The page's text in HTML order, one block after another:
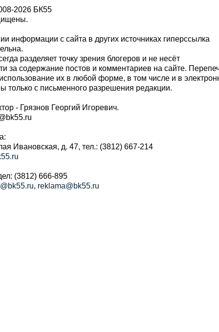
2026 БК55
информации с сайта в других источниках гиперссылка
разделяет точку зрения блогеров и не несёт
за содержание постов и комментариев на сайте.
их в любой форме, в том числе и в
с письменного разрешения редакции.
- Грязнов Георгий Игоревич.
Ивановская, д. 47, тел.: (3812) 667-214
(3812) 666-895
, reklama@bk55.ru